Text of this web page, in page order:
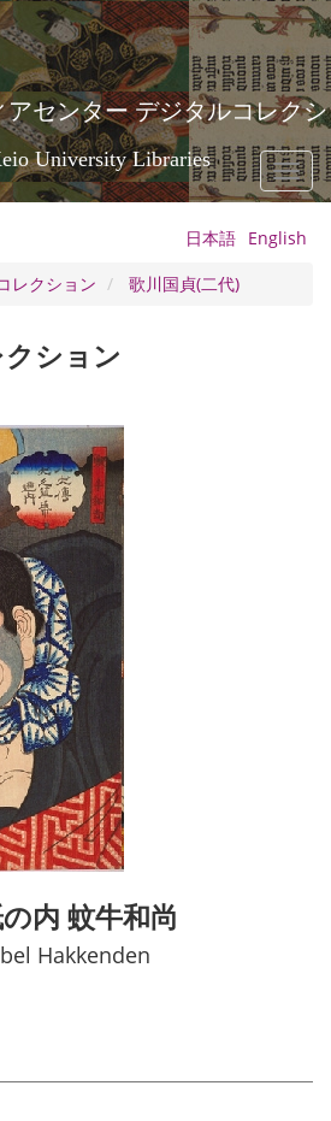
センター デジタルコレクシ
University Libraries
Toggle
日本語 English
レクション 歌川国貞(二代)
ション
内 蚊牛和尚
Hakkenden